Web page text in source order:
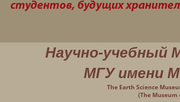
Научно-учебный
МГУ имени
The Earth Science
(The